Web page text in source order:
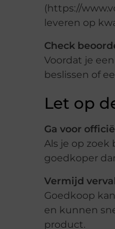
(https://
leveren op
Check
Voordat je
beslissen of
Let op
Ga voor
Als je op zoek
goedkoper
Vermijd
Goedkoop
en kunnen
product.